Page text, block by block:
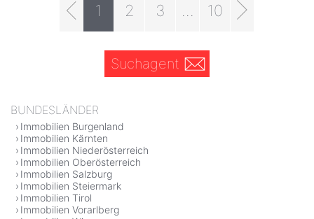
1 2 3 10
Suchagent
BUNDESLÄNDER
Immobilien Burgenland
Immobilien Kärnten
Immobilien Niederösterreich
Immobilien Oberösterreich
Immobilien Salzburg
Immobilien Steiermark
Immobilien Tirol
Immobilien Vorarlberg